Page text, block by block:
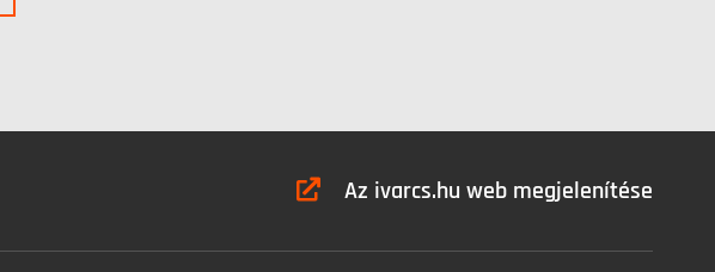
Az ivarcs.hu web megjelenítése